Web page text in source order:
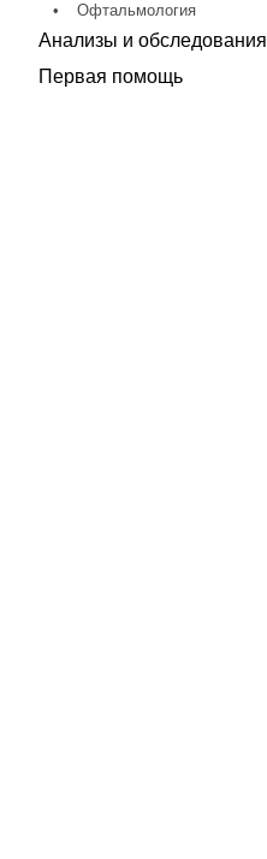
•
Офтальмология
Анализы и обследования
Первая помощь